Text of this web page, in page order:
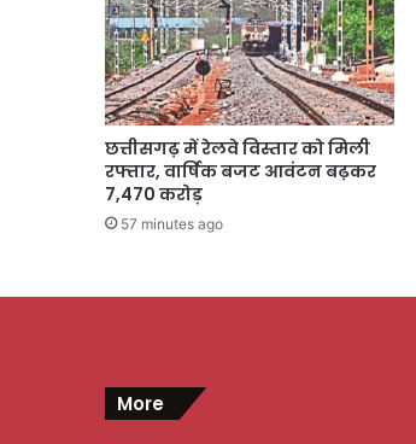
छत्तीसगढ़ में रेलवे विस्तार को मिली
रफ्तार, वार्षिक बजट आवंटन बढ़कर
7,470 करोड़
57 minutes ago
More